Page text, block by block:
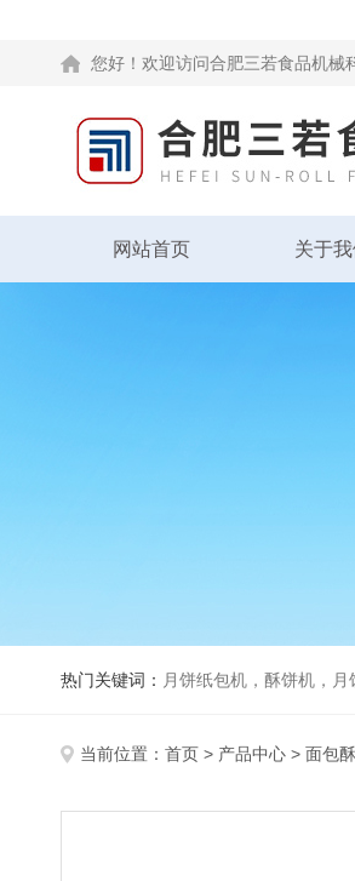
您好！欢迎访问合肥三若食品机械
网站首页 关于
热门关键词： 月饼纸包机，酥饼机，月饼生
当前位置： 首页 > 产品中心 > 面包